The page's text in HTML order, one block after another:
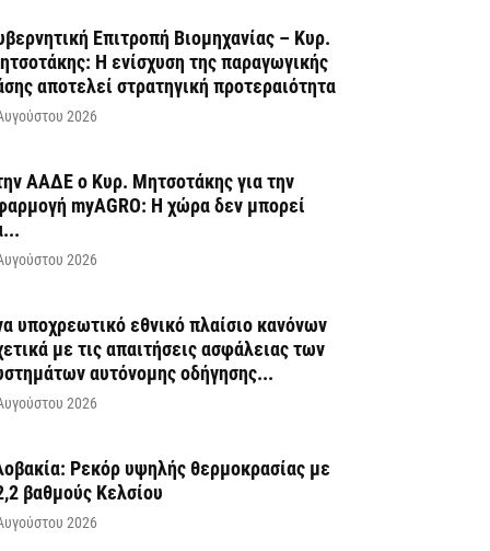
Επιτροπή Βιομηχανίας – Κυρ.
Η ενίσχυση της παραγωγικής
αποτελεί στρατηγική προτεραιότητα
2026
ΑΑΔΕ ο Κυρ. Μητσοτάκης για την
myAGRO: Η χώρα δεν μπορεί
2026
υποχρεωτικό εθνικό πλαίσιο κανόνων
με τις απαιτήσεις ασφάλειας των
αυτόνομης οδήγησης...
2026
Ρεκόρ υψηλής θερμοκρασίας με
βαθμούς Κελσίου
2026